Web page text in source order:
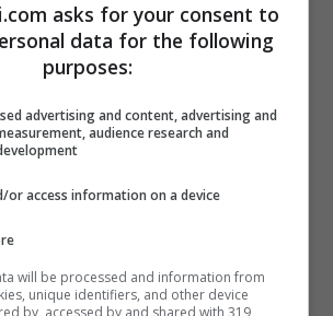
un ottimo risultato,
più ridotta a confronto con
che ha invece Uncharted:
in testa.
asks for your consent to
data for the following
purposes:
advertising and content, advertising and
audience research and
or access information on a device
will be processed and information from
unique identifiers, and other device
by, accessed by and shared with 319